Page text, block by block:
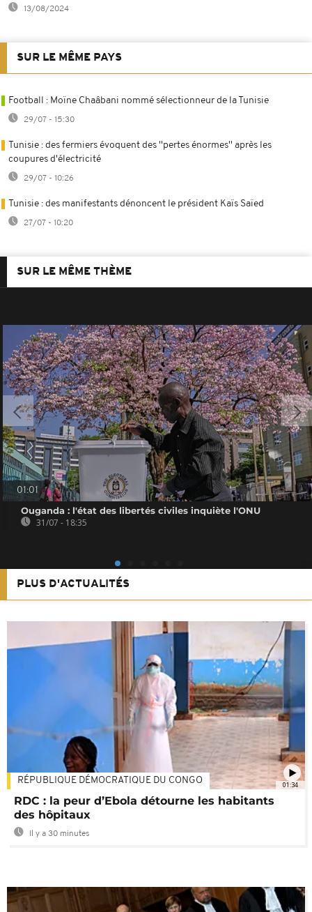
13/08/2024
SUR LE MÊME PAYS
Football : Moïne Chaâbani nommé sélectionneur de la Tunisie
29/07 - 15:30
Tunisie : des fermiers évoquent des ''pertes énormes'' après les
coupures d'électricité
29/07 - 10:26
Tunisie : des manifestants dénoncent le président Kaïs Saïed
27/07 - 10:20
SUR LE MÊME THÈME
01:01
Ouganda : l'état des libertés civiles inquiète l'ONU
31/07 - 18:35
PLUS D'ACTUALITÉS
01:34
RÉPUBLIQUE DÉMOCRATIQUE DU CONGO
RDC : la peur d’Ebola détourne les habitants
des hôpitaux
Il y a 30 minutes